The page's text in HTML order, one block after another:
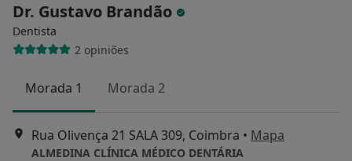
Dr. Gustavo Brandão
Dentista
2 opiniões
Morada 1 Morada 2
Rua Olivença 21 SALA 309, Coimbra • Mapa
ALMEDINA CLÍNICA MÉDICO DENTÁRIA